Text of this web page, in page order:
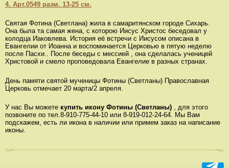
4. Арт.0549 разм. 13-25 см.
Святая Фотина (Светлана) жила в самаритянском городе Сихарь.
Она была та самая жена, с которою Иисус Христос беседовал у
колодца Иаковлева. История её встречи с Иисусом описана в
Евангелии от Иоанна и воспоминается Церковью в пятую неделю
после Пасхи.. После беседы с мессией , она сделалась ученицей
Христовой и смело проповедовала Евангелие в разных странах.
День памяти святой мученицы Фотины (Светланы) Православная
Церковь отмечает 20 марта/2 апреля.
У нас Вы можете купить икону Фотины (Светланы) , для этого
позвоните по тел.8-910-775-44-10 или 8-919-012-24-64. Мы Вам
подскажем, есть ли икона в наличии или примем заказ на написание
иконы.